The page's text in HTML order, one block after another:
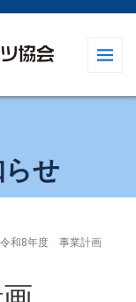
せ
令和8年度 事業計画